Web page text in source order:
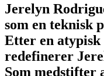
Jerelyn
som en teknisk
Etter en
redefinerer
Som medstifter